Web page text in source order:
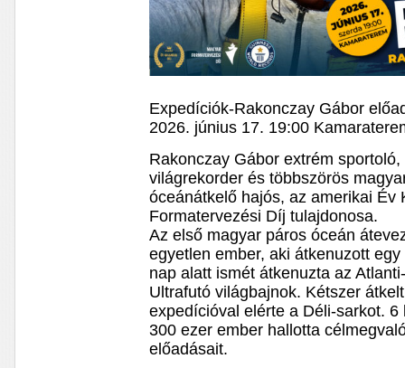
Expedíciók-Rakonczay Gábor
2026. június 17. 19:00
Rakonczay Gábor extrém
világrekorder és többszörös
óceánátkelő hajós, az amerikai Év
Formatervezési Díj tulajdonosa.
Az első magyar páros óceán
egyetlen ember, aki átkenuzott
nap alatt ismét átkenuzta az
Ultrafutó világbajnok. Kétszer
expedícióval elérte a Déli-sarkot.
300 ezer ember hallotta
előadásait.